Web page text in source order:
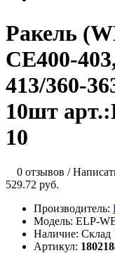
Ракель
CE400-
413/360-
10шт
10
0 отзывов /
529.72 руб.
Производитель:
Модель: ELP-
Наличие: Склад
Артикул: